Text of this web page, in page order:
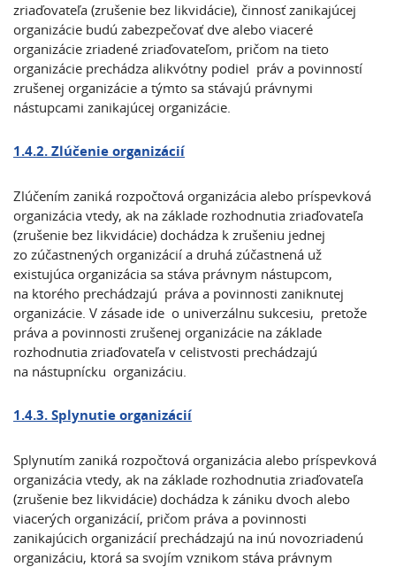
zriaďovateľa (zrušenie bez likvidácie), činnosť zanikajúcej
organizácie budú zabezpečovať dve alebo viaceré
organizácie zriadené zriaďovateľom, pričom na tieto
organizácie prechádza alikvótny podiel práv a povinností
zrušenej organizácie a týmto sa stávajú právnymi
nástupcami zanikajúcej organizácie.
1.4.2. Zlúčenie organizácií
Zlúčením zaniká rozpočtová organizácia alebo príspevková
organizácia vtedy, ak na základe rozhodnutia zriaďovateľa
(zrušenie bez likvidácie) dochádza k zrušeniu jednej
zo zúčastnených organizácií a druhá zúčastnená už
existujúca organizácia sa stáva právnym nástupcom,
na ktorého prechádzajú práva a povinnosti zaniknutej
organizácie. V zásade ide o univerzálnu sukcesiu, pretože
práva a povinnosti zrušenej organizácie na základe
rozhodnutia zriaďovateľa v celistvosti prechádzajú
na nástupnícku organizáciu.
1.4.3. Splynutie organizácií
Splynutím zaniká rozpočtová organizácia alebo príspevková
organizácia vtedy, ak na základe rozhodnutia zriaďovateľa
(zrušenie bez likvidácie) dochádza k zániku dvoch alebo
viacerých organizácií, pričom práva a povinnosti
zanikajúcich organizácií prechádzajú na inú novozriadenú
organizáciu, ktorá sa svojím vznikom stáva právnym